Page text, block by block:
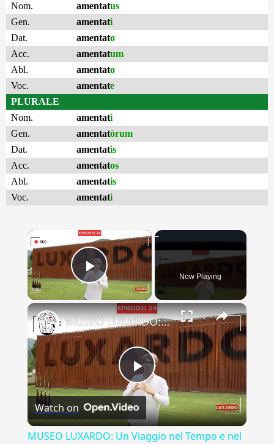
Nom.
amentatus
Gen.
amentati
Dat.
amentato
Acc.
amentatum
Abl.
amentato
Voc.
amentate
PLURALE
Nom.
amentati
Gen.
amentatōrum
Dat.
amentatis
Acc.
amentatos
Abl.
amentatis
Voc.
amentati
×
Play Video Now Playing
×
Play
Video
MUSEO LUXARDO: Un Viaggio nel Tempo e nel Gusto
Watch on
MUSEO LUXARDO: Un Viaggio nel Tempo e nel